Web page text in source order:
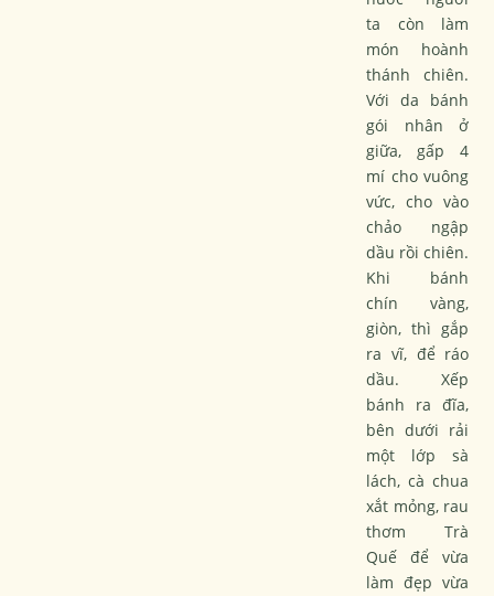
ta còn làm
món hoành
thánh chiên.
Với da bánh
gói nhân ở
giữa, gấp 4
mí cho vuông
vức, cho vào
chảo ngập
dầu rồi chiên.
Khi bánh
chín vàng,
giòn, thì gắp
ra vĩ, để ráo
dầu. Xếp
bánh ra đĩa,
bên dưới rải
một lớp sà
lách, cà chua
xắt mỏng, rau
thơm Trà
Quế để vừa
làm đẹp vừa